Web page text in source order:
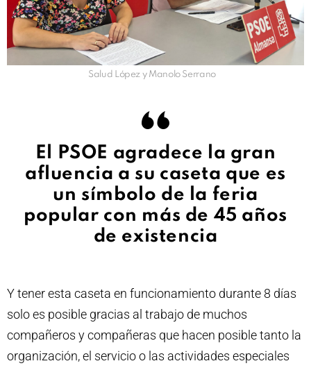
Salud López y Manolo Serrano
El PSOE agradece la gran
afluencia a su caseta que es
un símbolo de la feria
popular con más de 45 años
de existencia
Y tener esta caseta en funcionamiento durante 8 días
solo es posible gracias al trabajo de muchos
compañeros y compañeras que hacen posible tanto la
organización, el servicio o las actividades especiales